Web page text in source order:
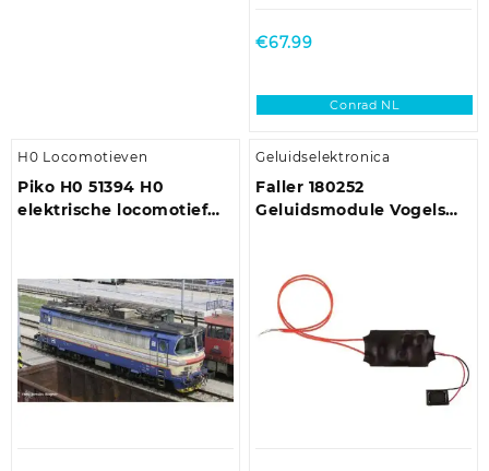
€67.99
Conrad NL
H0 Locomotieven
Piko H0 51394 H0
elektrische locomotief
Geluidselektronica
Faller 180252
Geluidsmodule Vogels